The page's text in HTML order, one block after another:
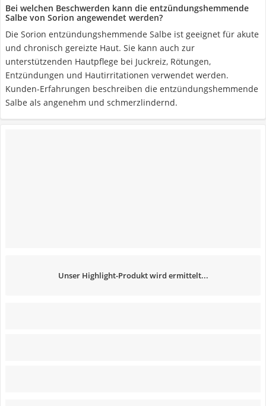
Bei welchen Beschwerden kann die entzündungshemmende
Salbe von Sorion angewendet werden?
Die Sorion entzündungshemmende Salbe ist geeignet für akute
und chronisch gereizte Haut. Sie kann auch zur
unterstützenden Hautpflege bei Juckreiz, Rötungen,
Entzündungen und Hautirritationen verwendet werden.
Kunden-Erfahrungen beschreiben die entzündungshemmende
Salbe als angenehm und schmerzlindernd.
Unser Highlight-Produkt wird ermittelt...